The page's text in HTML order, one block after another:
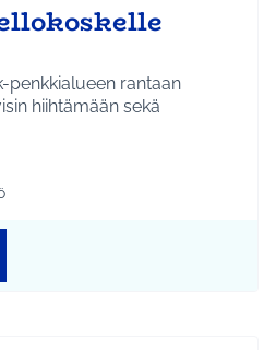
penkkialueen rantaan
hiihtämään sekä
Kellokoski
teeman mukaan: Ympäristö